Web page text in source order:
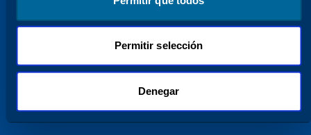
Permitir selección
Denegar
Vea nuestro Centro de Innovación